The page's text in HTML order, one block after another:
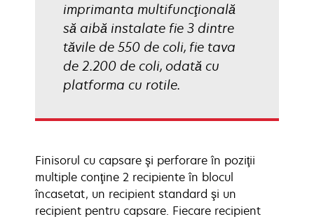
imprimanta multifuncţională
să aibă instalate fie 3 dintre
tăvile de 550 de coli, fie tava
de 2.200 de coli, odată cu
platforma cu rotile.
Finisorul cu capsare şi perforare în poziţii
multiple conţine 2 recipiente în blocul
încasetat, un recipient standard şi un
recipient pentru capsare. Fiecare recipient